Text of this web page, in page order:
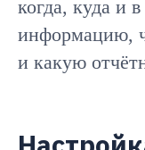
когда, куда и
информацию,
и какую